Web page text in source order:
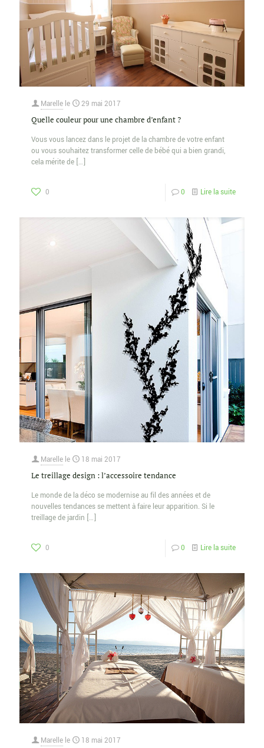
Marelle le 29 mai 2017
Quelle couleur pour une chambre d’enfant ?
Vous vous lancez dans le projet de la chambre de votre enfant
ou vous souhaitez transformer celle de bébé qui a bien grandi,
cela mérite de […]
0 0 Lire la suite
Marelle le 18 mai 2017
Le treillage design : l’accessoire tendance
Le monde de la déco se modernise au fil des années et de
nouvelles tendances se mettent à faire leur apparition. Si le
treillage de jardin […]
0 0 Lire la suite
Marelle le 18 mai 2017